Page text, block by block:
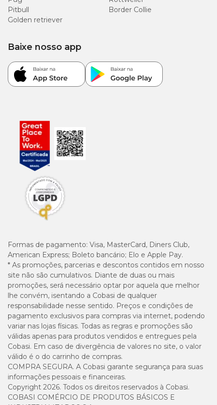
Pitbull
Border Collie
Golden retriever
Formas de pagamento: Visa, MasterCard, Diners Club,
American Express; Boleto bancário; Elo e Apple Pay.
* As promoções, parcerias e descontos contidos em nosso
site não são cumulativos. Diante de duas ou mais
promoções, será necessário optar por aquela que melhor
lhe convém, isentando a Cobasi de qualquer
responsabilidade nesse sentido. Preços e condições de
pagamento exclusivos para compras via internet, podendo
variar nas lojas físicas. Todas as regras e promoções são
válidas apenas para produtos vendidos e entregues pela
Cobasi. Em caso de divergência de valores no site, o valor
válido é o do carrinho de compras.
COMPRA SEGURA. A Cobasi garante segurança para suas
informações pessoais e financeiras.
Copyright 2026. Todos os direitos reservados à Cobasi.
COBASI COMÉRCIO DE PRODUTOS BÁSICOS E
Baixe nosso app